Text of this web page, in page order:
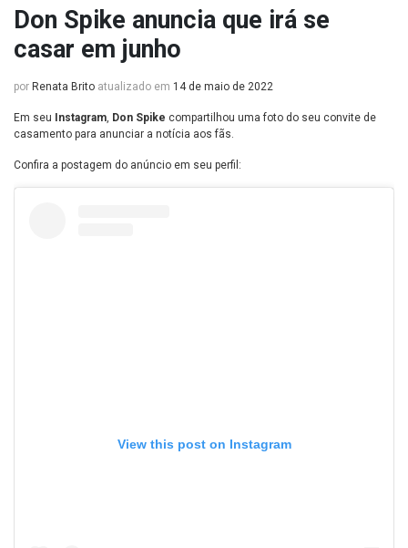
Don Spike anuncia que irá se
casar em junho
por Renata Brito atualizado em 14 de maio de 2022
Em seu Instagram Don Spike compartilhou uma foto do seu convite de
casamento para anunciar a notícia aos fãs.
Confira a postagem do anúncio em seu perfil:
View this post on Instagram